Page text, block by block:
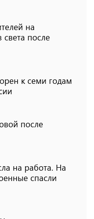
на
после
к семи годам
после
на работа. На
спасли